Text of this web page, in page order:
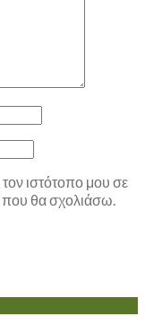
ιστότοπο μου σε
θα σχολιάσω.